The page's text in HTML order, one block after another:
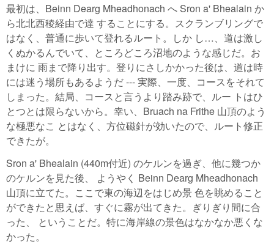
最初は、Beinn Dearg Mheadhonach へ Sron a' Bhealain か
ら北北西稜経由で達 することにする。スクランブリングで
はなく、普通に歩いて登れるルート。しか し…、道は激し
くぬかるんでいて、ところどころ沼地のような感じだ。お
まけに 雨まで降り出す。登りにさしかかった後は、道は時
には迷う場所もあるようだ --- 実際、一度、コースをそれて
しまった。結局、コースと言うより踏み跡で、ルー トはひ
とつとは限らないから。幸い、Bruach na Frithe 山頂のよう
な極悪なこ とはなく、方位磁針が効いたので、ルート修正
できたが。
Sron a' Bhealain (440m付近) のケルンを過ぎ、他に幾つか
のケルンを見た後、 ようやく Beinn Dearg Mheadhonach
山頂に立てた。ここで東の海辺をはじめ景 色を眺めること
ができたと思えば、すぐに霧が出てきた。ぎりぎり間に合
った、 ということだ。特に海岸線の景色はなかなか悪くな
かった。